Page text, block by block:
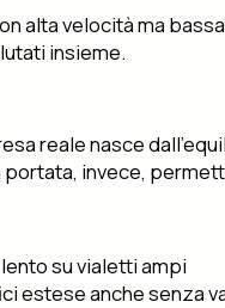
alta velocità ma
insieme.
reale nasce
invece,
su vialetti ampi
estese anche senza